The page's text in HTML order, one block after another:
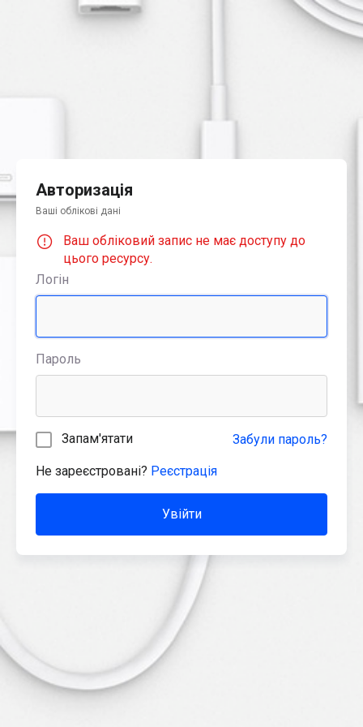
Авторизація
Ваші облікові дані
Ваш обліковий запис не має доступу до
цього ресурсу.
Логін
Пароль
Запам'ятати Забули пароль?
Не зареєстровані? Реєстрація